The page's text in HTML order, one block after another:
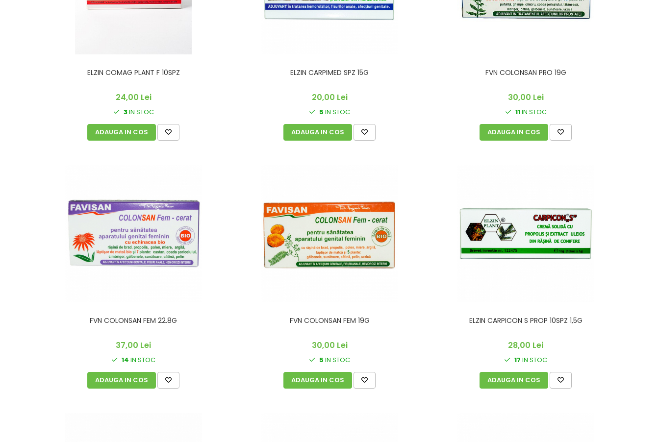
ELZIN COMAG PLANT F 10SPZ
24,00 Lei
3IN STOC
ADAUGA IN COS
ELZIN CARPIMED SPZ 15G
20,00 Lei
5 IN STOC
ADAUGA IN COS
FVN COLONSAN PRO 19G
30,00 Lei
11IN STOC
ADAUGA IN COS
FVN COLONSAN FEM 22.8G
37,00 Lei
14 IN STOC
ADAUGA IN COS
FVN COLONSAN FEM 19G
30,00 Lei
5 IN STOC
ADAUGA IN COS
ELZIN CARPICON S PROP 10SPZ 1,5G
28,00 Lei
17 IN STOC
ADAUGA IN COS